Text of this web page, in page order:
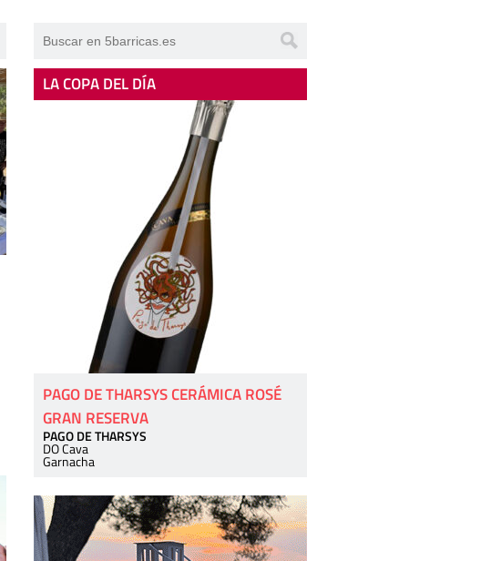
LA COPA DEL DÍA
PAGO DE THARSYS CERÁMICA ROSÉ
GRAN RESERVA
PAGO DE THARSYS
DO Cava
Garnacha